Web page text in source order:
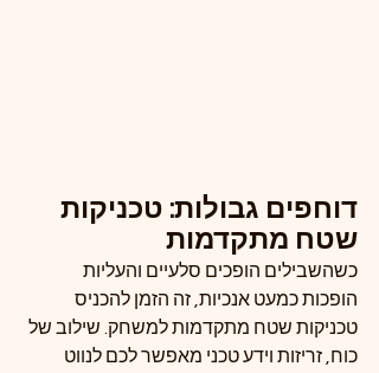
דוחפים גבולות: טכניקות
שטח מתקדמות
כשהשבילים הופכים סלעיים והעליות
הופכות כמעט אנכיות, זה הזמן להכניס
טכניקות שטח מתקדמות למשחק. שילוב של
כוח, זריזות וידע טכני מאפשר לכם לנווט